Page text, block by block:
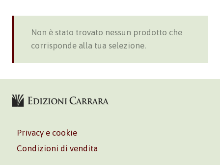
Non è stato trovato nessun prodotto che
corrisponde alla tua selezione.
Privacy e cookie
Condizioni di vendita